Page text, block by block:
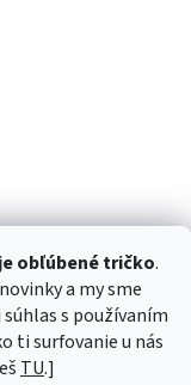
obľúbené tričko.
a my sme
s používaním
ti surfovanie u nás
TU.]